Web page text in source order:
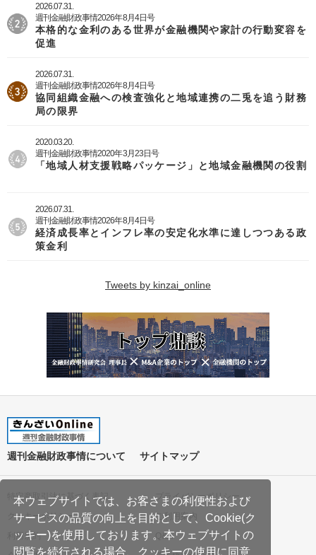
本ウェブサイトでは、お客さまの利便性および
サービスの品質の向上を目的として、Cookie(ク
ッキー)を使用しております。本ウェブサイトの
閲覧を続行される場合、クッキーの使用に同意
2026.07.31.
週刊金融財政事情2026年8月4日号
本格的な金利のある世界が金融機関や家計の行動変容を
促進
2026.07.31.
週刊金融財政事情2026年8月4日号
協同組織金融への検査強化と地域連携の二兎を追う財務
局の限界
2020.03.20.
週刊金融財政事情2020年3月23日号
「地域人材支援戦略パッケージ」と地域金融機関の役割
2026.07.31.
週刊金融財政事情2026年8月4日号
経済成長率とインフレ率の安定化水準に達しつつある政
策金利
Tweets by kinzai_online
週刊金融財政事情について サイトマップ
特定商取引法に基づく表記
プライバシーポリシー
クッキーポリシー
ご利用案内
利用規約
Q&A